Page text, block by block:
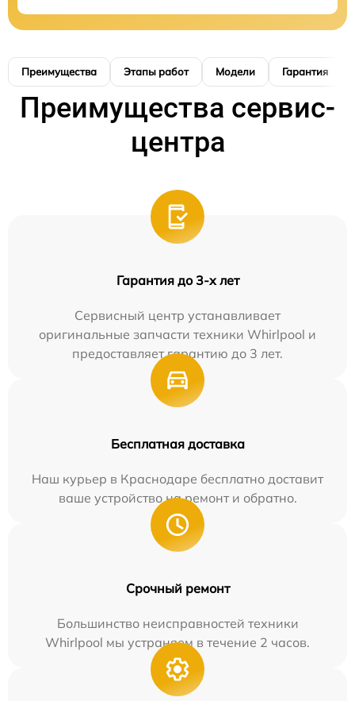
Преимущества Этапы работ Модели Гарантия
Преимущества сервис-
центра
Гарантия до 3-х лет
Сервисный центр устанавливает
оригинальные запчасти техники Whirlpool и
предоставляет гарантию до 3 лет.
Бесплатная доставка
Наш курьер в Краснодаре бесплатно доставит
ваше устройство на ремонт и обратно.
Срочный ремонт
Большинство неисправностей техники
Whirlpool мы устраняем в течение 2 часов.